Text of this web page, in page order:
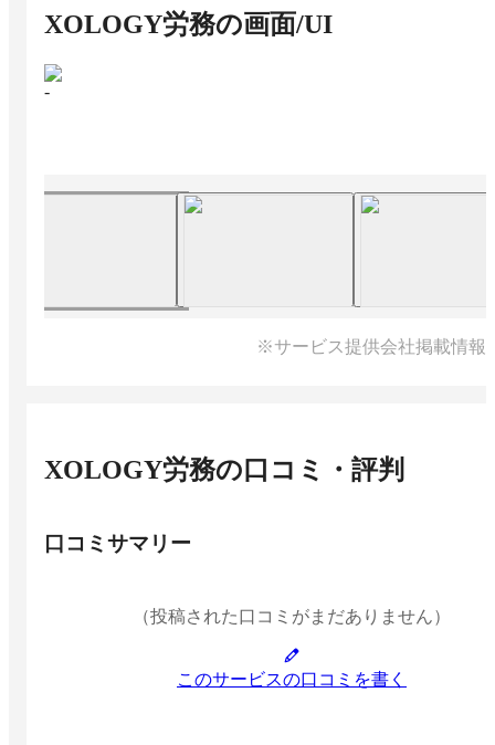
XOLOGY労務の画面/UI
-
※サービス提供会社掲載情報
XOLOGY労務の口コミ・評判
口コミサマリー
（投稿された口コミがまだありません）
このサービスの口コミを書く